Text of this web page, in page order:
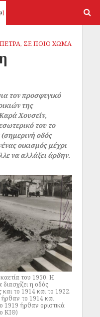
ΠΕΤΡΑ, ΣΕ ΠΟΙΟ ΧΩΜΑ
τον προσφυγικό
της
Χουσεΐν,
του το
οδός
οικισμός μέχρι
να αλλάξει άρδην.
του 1950. Η
η οδός
το 1914 και το 1922.
το 1914 και
1919 ήρθαν οριστικά
ΚΙΘ)